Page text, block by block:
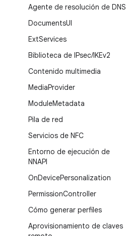
Agente de resolución de DNS
DocumentsUI
ExtServices
Biblioteca de IPsec/IKEv2
Contenido multimedia
MediaProvider
ModuleMetadata
Pila de red
Servicios de NFC
Entorno de ejecución de
NNAPI
OnDevicePersonalization
PermissionController
Cómo generar perfiles
Aprovisionamiento de claves